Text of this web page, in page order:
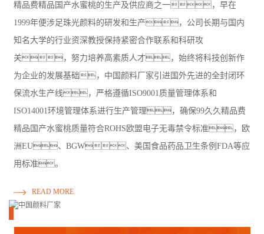
精品费精品国产水蜜桃的生产及供应商之一，早在
1999年便涉足珠光颜料的研发和生产，公司长期与国内
知名大学的行业资深教授保持紧密合作联系和科研攻
关，努力培养高素质人才，始终将科技创新作
为企业的发展基础，中国颜料厂家引进国外先进的全封闭环
保流水生产线，严格遵循ISO9001质量管理体系和
ISO14001环境管理体系进行生产管理，确保99久久精品费
精品国产水蜜桃质量符合ROHS欧盟电子无毒禁令标准，欧
洲EU、BGW、美国食品药品卫生条例FDA等应
用标准。
READ MORE